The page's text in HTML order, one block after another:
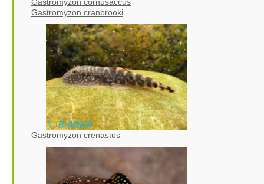
Gastromyzon cranbrooki
Gastromyzon crenastus